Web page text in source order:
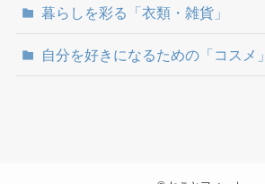
暮らしを彩る「衣類・雑貨」
自分を好きになるための「コスメ」